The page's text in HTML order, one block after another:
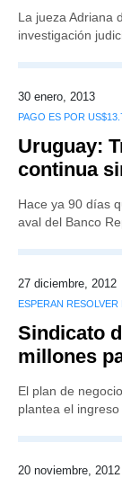
La jueza Adriana
investigación
30 enero, 2013
PAGO ES POR
Uruguay:
continua
Hace ya 90 días
aval del Banco
27 diciembre, 2012
ESPERAN
Sindicato
millones
El plan de
plantea el
20 noviembre, 2012